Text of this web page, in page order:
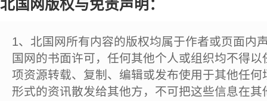
北国网版权与免责声明：
1、北国网所有内容的版权均属于作者或页面内
国网的书面许可，任何其他个人或组织均不得
项资源转载、复制、编辑或发布使用于其他任
形式的资讯散发给其他方，不可把这些信息在